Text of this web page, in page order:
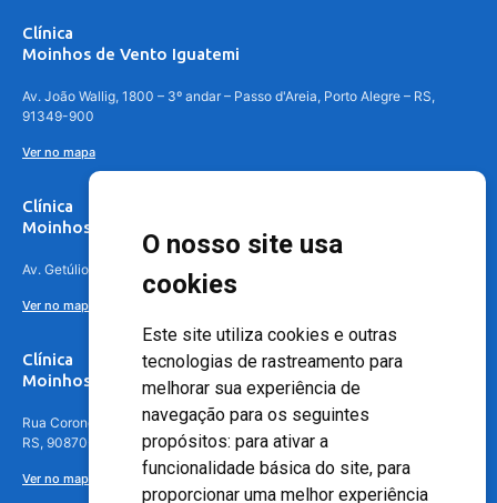
O nosso site usa
cookies
Este site utiliza cookies e outras
tecnologias de rastreamento para
melhorar sua experiência de
navegação para os seguintes
propósitos: para ativar a
funcionalidade básica do site, para
proporcionar uma melhor experiência
Clínica
Moinhos de Vento Iguatemi
Av. João Wallig, 1800 – 3º andar – Passo d'Areia, Porto Alegre – RS,
91349-900
Ver no mapa
Clínica
Moinhos de Vento Canoas
Av. Getúlio Vargas, 4841 – Centro, Canoas – RS, 92010-010
Ver no mapa
Clínica
Moinhos de Vento - Teresópolis
Rua Coronel Aparício Borges, 250 - 3º andar - Teresópolis, Porto Alegre -
RS, 90870-016
Ver no mapa